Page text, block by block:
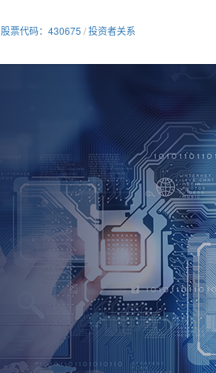
股票代码：430675 /投资者关系